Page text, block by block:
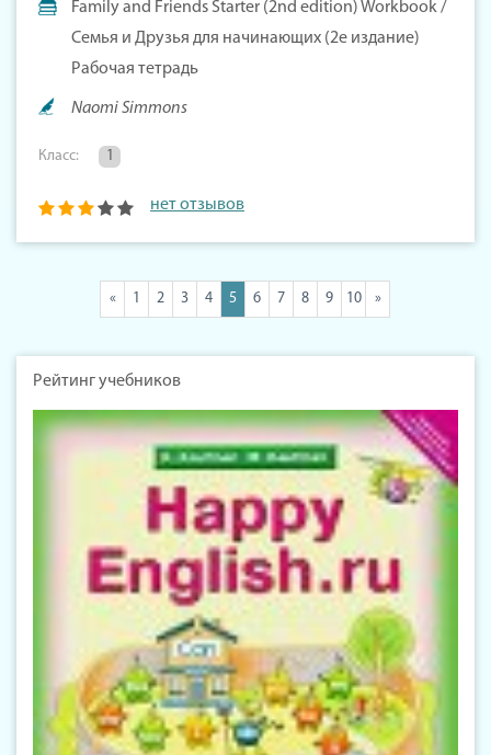
Family and Friends Starter (2nd edition) Workbook /
Семья и Друзья для начинающих (2е издание)
Рабочая тетрадь
Naomi Simmons
Класс: 1
нет отзывов
« 1 2 3 4 5 6 7 8 9 10 »
Рейтинг учебников